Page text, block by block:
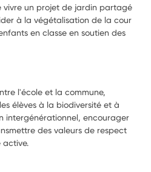
vivre un projet de jardin partagé
à la végétalisation de la cour
en classe en soutien des
l'école et la commune,
élèves à la biodiversité et à
intergénérationnel, encourager
des valeurs de respect
active.